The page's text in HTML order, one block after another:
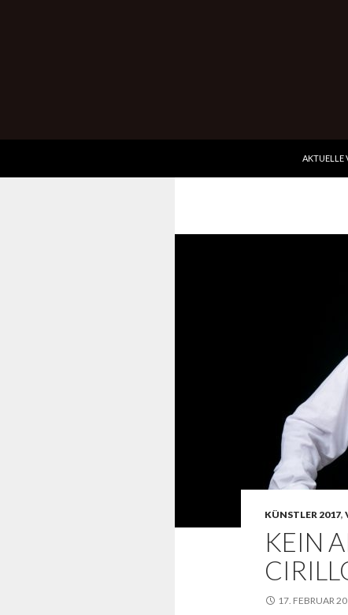
Wurmbergkeller im Ev. Gemeindehaus Hessigheim
AKTUELLE
KÜNSTLER 2017,
KEIN
17. FEBRUAR